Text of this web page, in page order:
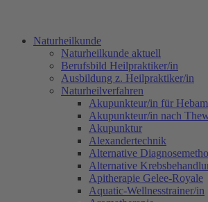
Naturheilkunde
Naturheilkunde aktuell
Berufsbild Heilpraktiker/in
Ausbildung z. Heilpraktiker/in
Naturheilverfahren
Akupunkteur/in für
Akupunkteur/in nach
Akupunktur
Alexandertechnik
Alternative
Alternative
Apitherapie Gelee-Royale
Aquatic-Wellnesstrainer/in